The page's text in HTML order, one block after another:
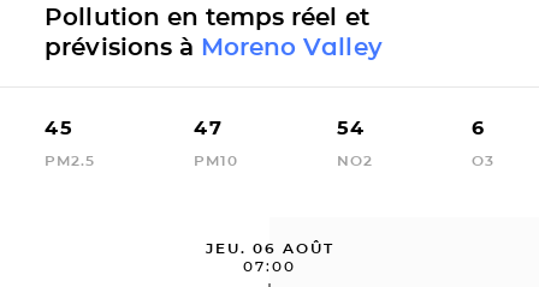
Pollution en temps réel et
prévisions à Moreno Valley
45
PM2.5
47
PM10
54
NO2
6
O3
JEU. 06 AOÛT
07:00